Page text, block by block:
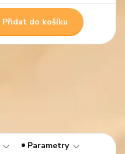
Přidat do košíku
Parametry